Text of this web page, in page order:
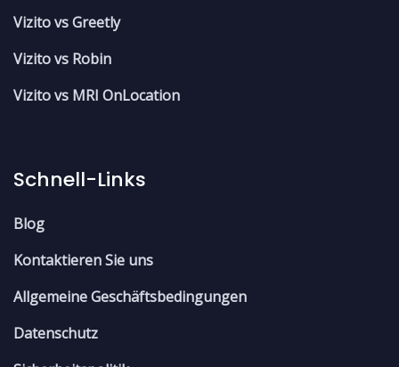
Vizito vs Greetly
Vizito vs Robin
Vizito vs MRI OnLocation
Schnell-Links
Blog
Kontaktieren Sie uns
Allgemeine Geschäftsbedingungen
Datenschutz